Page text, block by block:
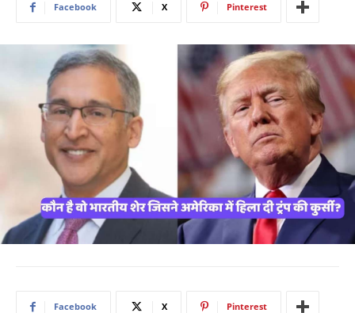
Facebook X Pinterest
Facebook X Pinterest